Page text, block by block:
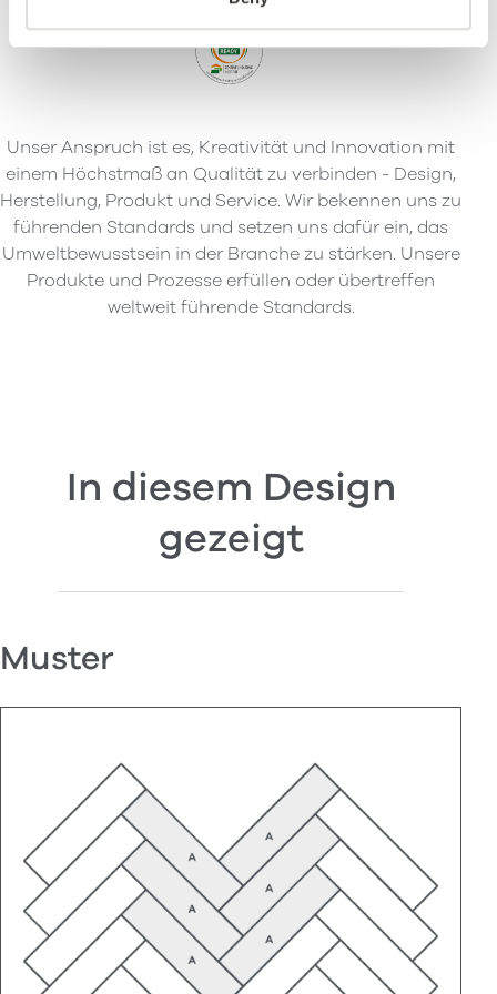
Unser Anspruch ist es, Kreativität und Innovation mit
einem Höchstmaß an Qualität zu verbinden - Design,
Herstellung, Produkt und Service. Wir bekennen uns zu
führenden Standards und setzen uns dafür ein, das
Umweltbewusstsein in der Branche zu stärken. Unsere
Produkte und Prozesse erfüllen oder übertreffen
weltweit führende Standards.
In diesem Design
gezeigt
Muster